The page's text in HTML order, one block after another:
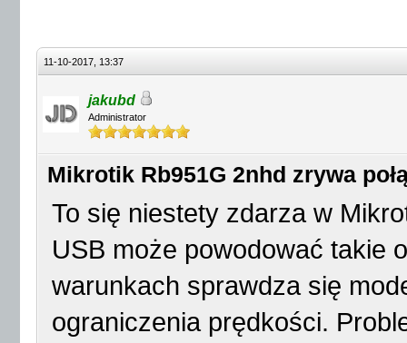
11-10-2017, 13:37
jakubd
Administrator
Mikrotik Rb951G 2nhd zrywa
To się niestety zdarza w
USB może powodować takie
warunkach sprawdza się
ograniczenia prędkości.